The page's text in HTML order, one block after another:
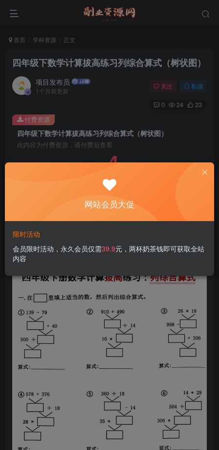
首页 学科资源 正文
四年级下数学计算拔高练习列综合算式（树状图）
项目发布员
1个月前更新
关注 私信
0 24 23
四年级下数学计算拔高练习列综合算式（树状图）
此内容为付费资源，请付费后查看
4
付费资源
网站会员大促
限时活动
会员限时活动，永久会员仅需39.9元，两杯奶茶钱即可获取全站
内容